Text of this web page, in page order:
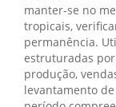
manter-se no
tropicais,
permanência.
estruturadas
produção,
levantamento